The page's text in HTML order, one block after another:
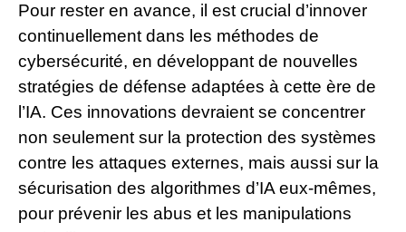
Pour rester en avance, il est crucial d’innover
continuellement dans les méthodes de
cybersécurité, en développant de nouvelles
stratégies de défense adaptées à cette ère de
l’IA. Ces innovations devraient se concentrer
non seulement sur la protection des systèmes
contre les attaques externes, mais aussi sur la
sécurisation des algorithmes d’IA eux-mêmes,
pour prévenir les abus et les manipulations